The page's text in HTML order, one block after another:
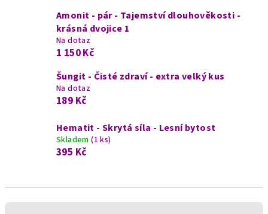
Amonit - pár - Tajemství dlouhověkosti -
krásná dvojice 1
Na dotaz
1 150 Kč
Šungit - Čisté zdraví - extra velký kus
Na dotaz
189 Kč
Hematit - Skrytá síla - Lesní bytost
Skladem(1 ks)
395 Kč